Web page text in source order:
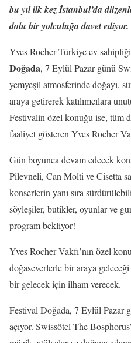
bu yıl ilk kez İstanbul’da
dolu bir yolculuğa davet ediyor.
Yves Rocher Türkiye ev
Doğada, 7 Eylül Pazar günü
yemyeşil atmosferinde doğayı,
araya getirerek katılımcılara
Festivalin özel konuğu ise, tüm
faaliyet gösteren Yves Rocher
Gün boyunca devam edecek
Pilevneli, Can Molti ve Cisetta
konserlerin yanı sıra
söyleşiler, butikler, oyunlar ve
program bekliyor!
Yves Rocher Vakfı’nın özel
doğaseverlerle bir araya
bir gelecek için ilham verecek.
Festival Doğada, 7 Eylül Pazar
açıyor. Swissôtel The